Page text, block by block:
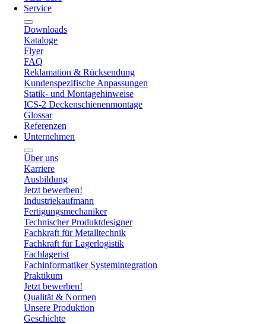
Service
Downloads
Kataloge
Flyer
FAQ
Reklamation & Rücksendung
Kundenspezifische Anpassungen
Statik- und Montagehinweise
ICS-2 Deckenschienenmontage
Glossar
Referenzen
Unternehmen
Über uns
Karriere
Ausbildung
Jetzt bewerben!
Industriekaufmann
Fertigungsmechaniker
Technischer Produktdesigner
Fachkraft für Metalltechnik
Fachkraft für Lagerlogistik
Fachlagerist
Fachinformatiker Systemintegration
Praktikum
Jetzt bewerben!
Qualität & Normen
Unsere Produktion
Geschichte